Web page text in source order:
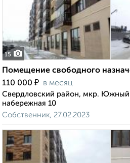
15
Помещение свободного
110 000 ₽ в месяц
Свердловский район, мкр.
набережная 10
Собственник, 27.02.2023